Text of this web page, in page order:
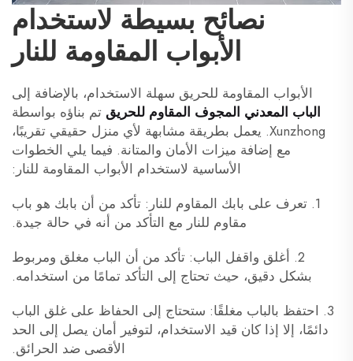
نصائح بسيطة لاستخدام
الأبواب المقاومة للنار
الأبواب المقاومة للحريق سهلة الاستخدام، بالإضافة إلى
الباب المعدني المجوف المقاوم للحريق تم بناؤه بواسطة
Xunzhong. يعمل بطريقة مشابهة لأي منزل حقيقي تقريبًا،
مع إضافة ميزات الأمان والمتانة. فيما يلي الخطوات
الأساسية لاستخدام الأبواب المقاومة للنار:
1. تعرف على بابك المقاوم للنار: تأكد من أن بابك هو باب
مقاوم للنار مع التأكد من أنه في حالة جيدة.
2. أغلق واقفل الباب: تأكد من أن الباب مغلق ومربوط
بشكل دقيق، حيث تحتاج إلى التأكد تمامًا من استخدامه.
3. احتفظ بالباب مغلقًا: ستحتاج إلى الحفاظ على غلق الباب
دائمًا، إلا إذا كان قيد الاستخدام، لتوفير أمان يصل إلى الحد
الأقصى ضد الحرائق.